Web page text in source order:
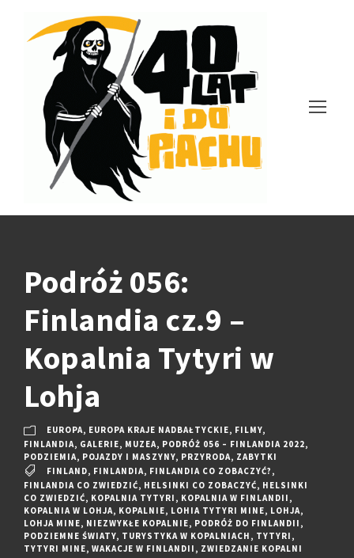
Podróż 056:
Finlandia cz.9 –
Kopalnia Tytyri w
Lohja
EUROPA, EUROPA KRAJE NADBAŁTYCKIE, FILMY,
FINLANDIA, GALERIE, MUZEA, PODRÓŻ 056 – FINLANDIA 2022,
PODZIEMIA, POJAZDY I MASZYNY, PRZYRODA, ZABYTKI
FINLAND, FINLANDIA, FINLANDIA CO ZOBACZYĆ? ,
FINLANDIA CO ZWIEDZIĆ, HELSINKI CO ZOBACZYĆ, HELSINKI
CO ZWIEDZIĆ, KOPALNIA TYTYRI , KOPALNIA W FINLANDII ,
KOPALNIA W LOHJA, KOPALNIE, LOHIA TYTYRI MINE, LOHJA,
LOHJA MINE, NIEZWYKŁE KOPALNIE, PODRÓŻ DO FINLANDII ,
PODZIEMNE ŚWIATY, TURYSTYKA W KOPALNIACH , TYTYRI ,
TYTYRI MINE, WAKACJE W FINLANDII , ZWIEDZANIE KOPALNI